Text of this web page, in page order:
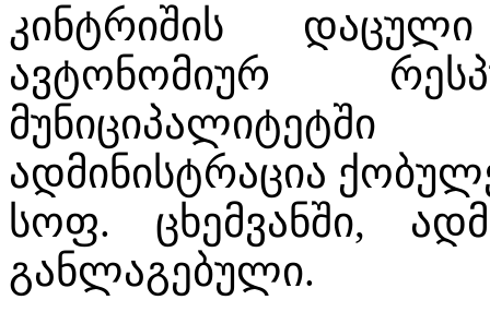
კინტრიშის
ავტონომიურ
ადმინისტრაცია
სოფ. ცხემვანში,
განლაგებული.